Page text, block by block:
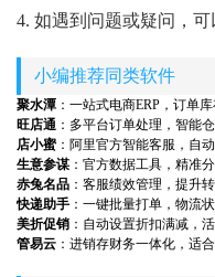
4. 如遇到问题或疑问，可
小编推荐同类软件
聚水潭 ：一站式电商ERP，订单
旺店通 ：多平台订单处理，智能
店小蜜：阿里官方智能客服，自
生意参谋 ：官方数据工具，精准
赤兔名品 ：客服绩效管理，提升
快递助手 ：一键批量打单，物流
美折促销 ：自动设置折扣满减，
管易云 ：进销存财务一体化，适